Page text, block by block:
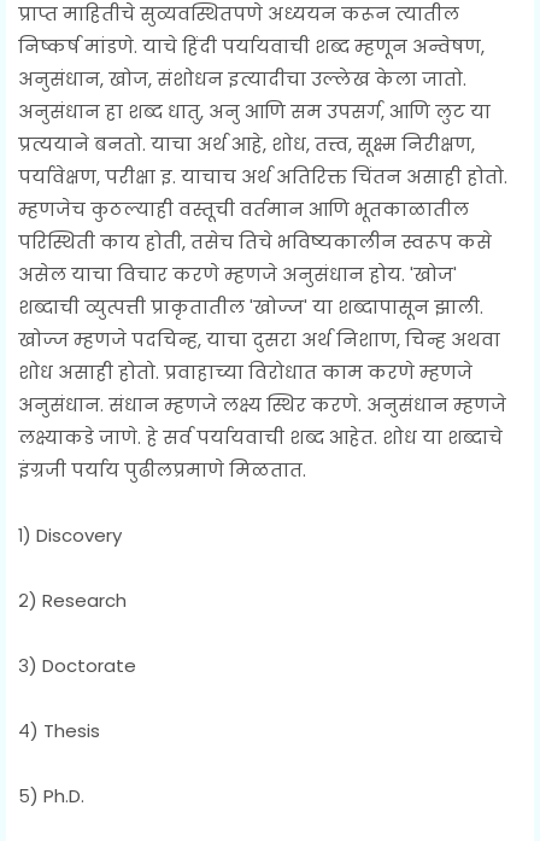
प्राप्त माहितीचे सुव्यवस्थितपणे अध्ययन करून त्यातील
निष्कर्ष मांडणे. याचे हिंदी पर्यायवाची शब्द म्हणून अन्वेषण,
अनुसंधान, खोज, संशोधन इत्यादीचा उल्लेख केला जातो.
अनुसंधान हा शब्द धातु, अनु आणि सम उपसर्ग, आणि लुट या
प्रत्ययाने बनतो. याचा अर्थ आहे, शोध, तत्त्व, सूक्ष्म निरीक्षण,
पर्यावेक्षण, परीक्षा इ. याचाच अर्थ अतिरिक्त चिंतन असाही होतो.
म्हणजेच कुठल्याही वस्तूची वर्तमान आणि भूतकाळातील
परिस्थिती काय होती, तसेच तिचे भविष्यकालीन स्वरूप कसे
असेल याचा विचार करणे म्हणजे अनुसंधान होय. 'खोज'
शब्दाची व्युत्पत्ती प्राकृतातील 'खोज्ज' या शब्दापासून झाली.
खोज्ज म्हणजे पदचिन्ह, याचा दुसरा अर्थ निशाण, चिन्ह अथवा
शोध असाही होतो. प्रवाहाच्या विरोधात काम करणे म्हणजे
अनुसंधान. संधान म्हणजे लक्ष्य स्थिर करणे. अनुसंधान म्हणजे
लक्ष्याकडे जाणे. हे सर्व पर्यायवाची शब्द आहेत. शोध या शब्दाचे
इंग्रजी पर्याय पुढीलप्रमाणे मिळतात.
१) Discovery
२) Research
३) Doctorate
४) Thesis
५) Ph.D.